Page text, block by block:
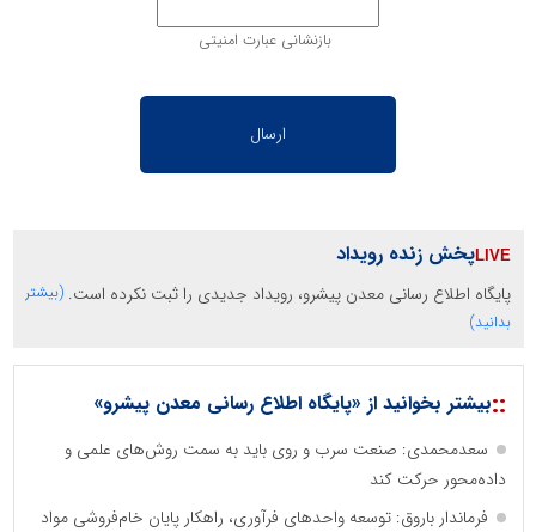
بازنشانی عبارت امنیتی
پخش زنده رویداد
پایگاه اطلاع رسانی معدن پیشرو، رویداد جدیدی را ثبت نکرده است. (بیشتر
بدانید)
::بیشتر بخوانید از «پایگاه اطلاع رسانی معدن پیشرو»
سعدمحمدی: صنعت سرب و روی باید به سمت روش‌های علمی و
داده‌محور حرکت کند
فرماندار باروق: توسعه واحدهای فرآوری، راهکار پایان خام‌فروشی مواد